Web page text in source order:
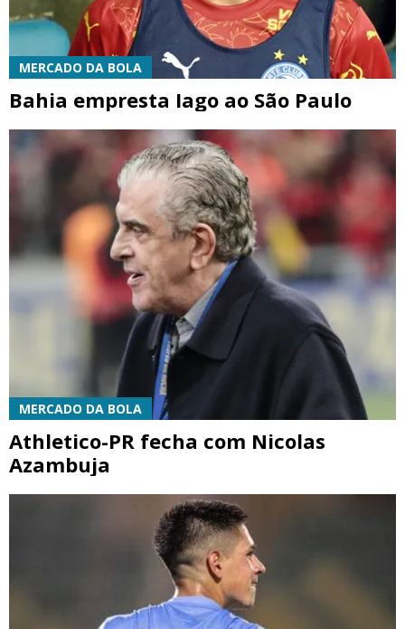
MERCADO DA BOLA
Bahia empresta Iago ao São Paulo
MERCADO DA BOLA
Athletico-PR fecha com Nicolas
Azambuja